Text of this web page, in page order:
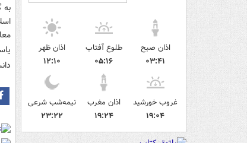
اذان صبح
۰۳:۴۱
طلوع آفتاب
۰۵:۱۶
اذان ظهر
۱۲:۱۰
غروب خورشید
۱۹:۰۴
اذان مغرب
۱۹:۲۴
نیمه‌شب شرعی
۲۳:۲۲